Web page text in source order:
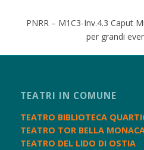
PNRR – M1C3-Inv.4.3 Caput
per grandi
TEATRI IN COMUNE
TEATRO BIBLIOTECA
TEATRO TOR BELLA
TEATRO DEL LIDO DI OSTIA